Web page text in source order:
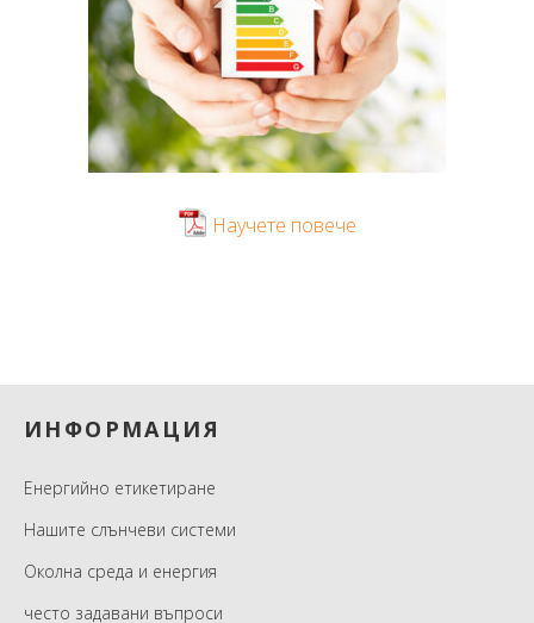
Научете повече
ИНФОРМАЦИЯ
Енергийно етикетиране
Нашите слънчеви системи
Околна среда и енергия
често задавани въпроси